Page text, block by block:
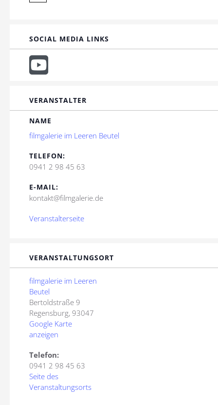
SOCIAL MEDIA LINKS
VERANSTALTER
NAME
filmgalerie im Leeren Beutel
TELEFON:
0941 2 98 45 63
E-MAIL:
kontakt@filmgalerie.de
Veranstalterseite
VERANSTALTUNGSORT
filmgalerie im Leeren
Beutel
Bertoldstraße 9
Regensburg, 93047
Google Karte
anzeigen
Telefon:
0941 2 98 45 63
Seite des
Veranstaltungsorts